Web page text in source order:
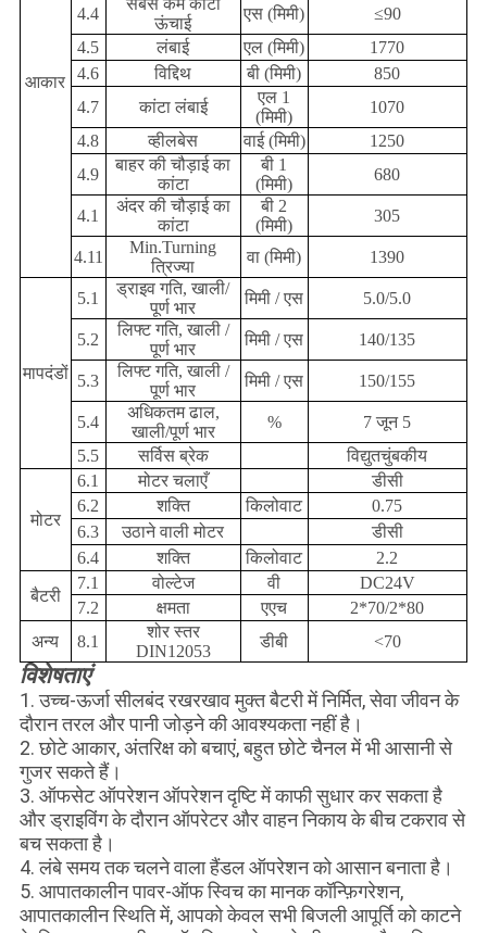
आकार
4.4
सबसे कम कांटा
ऊंचाई
एस (मिमी)
≤90
4.5
लंबाई एल (मिमी)
1770
4.6
विद्दिथ बी (मिमी)
850
4.7
कांटा लंबाई
एल 1
(मिमी)
1070
4.8
व्हीलबेस वाई (मिमी)
1250
4.9
बाहर की चौड़ाई का
कांटा
बी 1
(मिमी)
680
4.1
अंदर की चौड़ाई का
कांटा
बी 2
(मिमी)
305
4.11
Min.Turning
त्रिज्या
वा (मिमी) 1390
मापदंडों
5.1
ड्राइव गति, खाली/
पूर्ण भार
मिमी / एस 5.0/5.0
5.2
लिफ्ट गति, खाली /
पूर्ण भार
मिमी / एस 140/135
5.3
लिफ्ट गति, खाली /
पूर्ण भार
मिमी / एस 150/155
5.4
अधिकतम ढाल,
खाली/पूर्ण भार
%
7 जून 5
5.5
सर्विस ब्रेक विद्युतचुंबकीय
मोटर
6.1 मोटर चलाएँ
डीसी
6.2
शक्ति किलोवाट
0.75
6.3
उठाने वाली मोटर
डीसी
6.4
शक्ति किलोवाट 2.2
बैटरी
7.1 वोल्टेज वी
DC24V
7.2
क्षमता एएच
2*70/2*80
अन्य
8.1
शोर स्तर
DIN12053
डीबी <70
विशेषताएं
1. उच्च-ऊर्जा सीलबंद रखरखाव मुक्त बैटरी में निर्मित, सेवा जीवन के
दौरान तरल और पानी जोड़ने की आवश्यकता नहीं है।
2. छोटे आकार, अंतरिक्ष को बचाएं, बहुत छोटे चैनल में भी आसानी से
गुजर सकते हैं।
3. ऑफसेट ऑपरेशन ऑपरेशन दृष्टि में काफी सुधार कर सकता है
और ड्राइविंग के दौरान ऑपरेटर और वाहन निकाय के बीच टकराव से
बच सकता है।
4. लंबे समय तक चलने वाला हैंडल ऑपरेशन को आसान बनाता है।
5. आपातकालीन पावर-ऑफ स्विच का मानक कॉन्फ़िगरेशन,
आपातकालीन स्थिति में, आपको केवल सभी बिजली आपूर्ति को काटने